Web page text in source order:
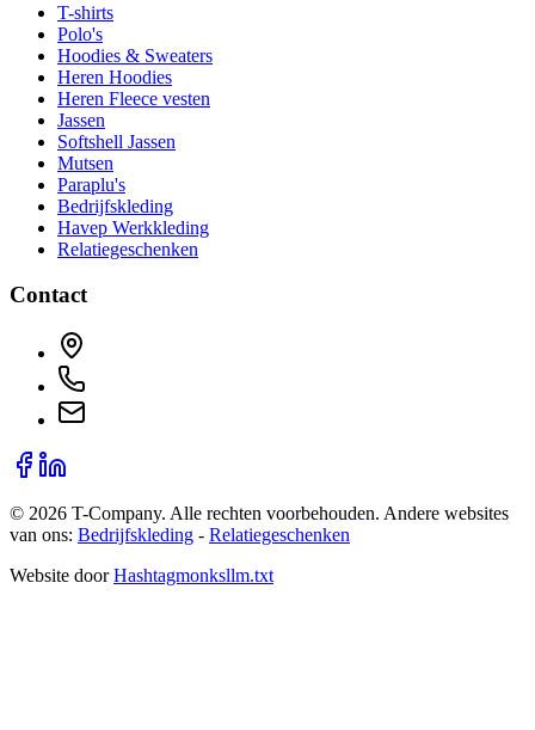
T-shirts
Polo's
Hoodies & Sweaters
Heren Hoodies
Heren Fleece vesten
Jassen
Softshell Jassen
Mutsen
Paraplu's
Bedrijfskleding
Havep Werkkleding
Relatiegeschenken
Contact
© 2026 T-Company. Alle rechten voorbehouden. Andere websites
van ons: Bedrijfskleding - Relatiegeschenken
Website door Hashtagmonksllm.txt